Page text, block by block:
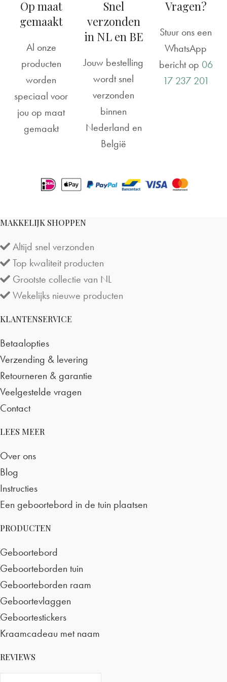
Op maat
gemaakt
Al onze
producten
worden
speciaal voor
jou op maat
gemaakt
Snel
verzonden
in NL en BE
Jouw bestelling
wordt snel
verzonden
binnen
Nederland en
België
Vragen?
Stuur ons een
WhatsApp
bericht op 06
17 237 201
MAKKELIJK SHOPPEN
Altijd snel verzonden
Top kwaliteit producten
Grootste collectie van NL
Wekelijks nieuwe producten
KLANTENSERVICE
Betaalopties
Verzending & levering
Retourneren & garantie
Veelgestelde vragen
Contact
LEES MEER
Over ons
Blog
Instructies
Een geboortebord in de tuin plaatsen
PRODUCTEN
Geboortebord
Geboorteborden tuin
Geboorteborden raam
Geboortevlaggen
Geboortestickers
Kraamcadeau met naam
REVIEWS